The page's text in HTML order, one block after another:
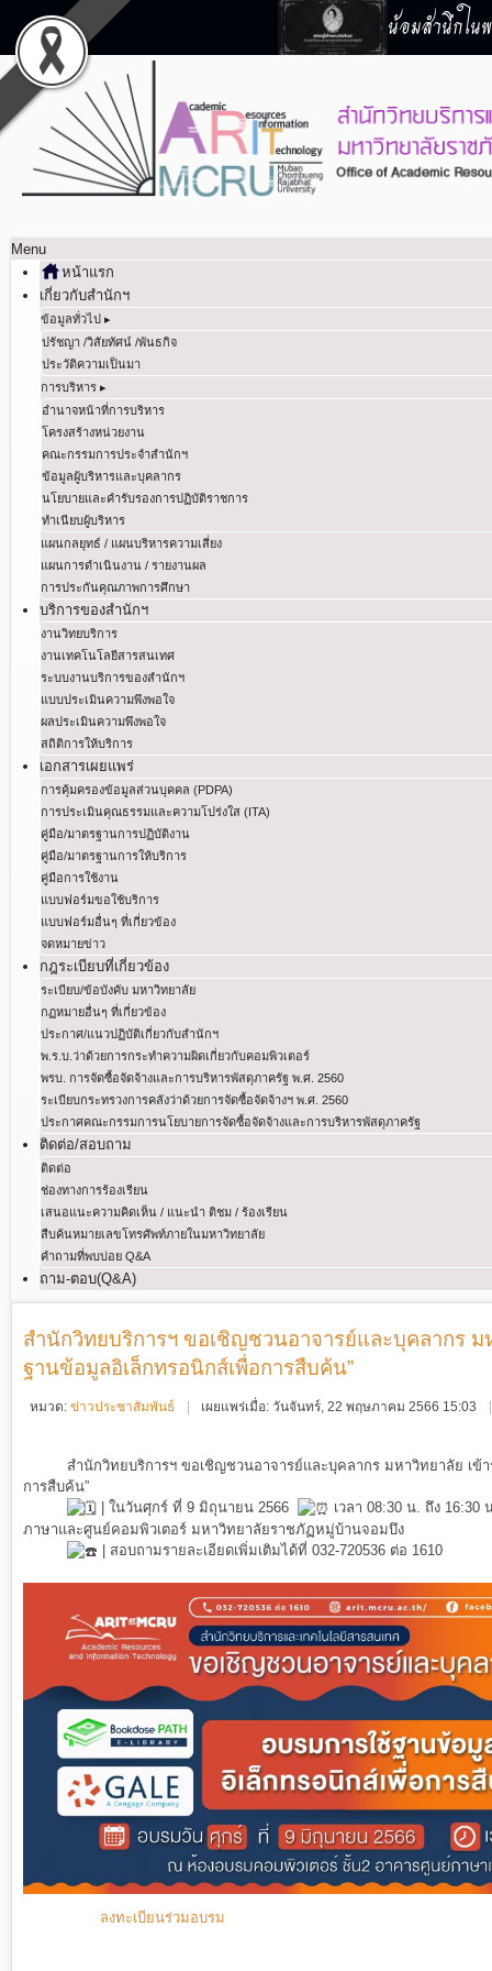
น้อมสำนึกใน
Menu
หน้าแรก
เกี่ยวกับสำนักฯ
ข้อมูลทั่วไป ▸
ปรัชญา /วิสัยทัศน์ /พันธกิจ
ประวัติความเป็นมา
การบริหาร ▸
อำนาจหน้าที่การบริหาร
โครงสร้างหน่วยงาน
คณะกรรมการประจำสำนักฯ
ข้อมูลผู้บริหารและบุคลากร
นโยบายและคำรับรองการปฏิบัติราชการ
ทำเนียบผู้บริหาร
แผนกลยุทธ์ / แผนบริหารความเสี่ยง
แผนการดำเนินงาน / รายงานผล
การประกันคุณภาพการศึกษา
บริการของสำนักฯ
งานวิทยบริการ
งานเทคโนโลยีสารสนเทศ
ระบบงานบริการของสำนักฯ
แบบประเมินความพึงพอใจ
ผลประเมินความพึงพอใจ
สถิติการให้บริการ
เอกสารเผยแพร่
การคุ้มครองข้อมูลส่วนบุคคล (PDPA)
การประเมินคุณธรรมและความโปร่งใส (ITA)
คู่มือ/มาตรฐานการปฏิบัติงาน
คู่มือ/มาตรฐานการให้บริการ
คู่มือการใช้งาน
แบบฟอร์มขอใช้บริการ
แบบฟอร์มอื่นๆ ที่เกี่ยวข้อง
จดหมายข่าว
กฎระเบียบที่เกี่ยวข้อง
ระเบียบ/ข้อบังคับ มหาวิทยาลัย
กฏหมายอื่นๆ ที่เกี่ยวข้อง
ประกาศ/แนวปฏิบัติเกี่ยวกับสำนักฯ
พ.ร.บ.ว่าด้วยการกระทําความผิดเกี่ยวกับคอมพิวเตอร์
พรบ. การจัดซื้อจัดจ้างและการบริหารพัสดุภาครัฐ พ.ศ. 2560
ระเบียบกระทรวงการคลังว่าด้วยการจัดซื้อจัดจ้างฯ พ.ศ. 2560
ประกาศคณะกรรมการนโยบายการจัดซื้อจัดจ้างและการบริหารพัสดุภาครัฐ
ติดต่อ/สอบถาม
ติดต่อ
ช่องทางการร้องเรียน
เสนอแนะความคิดเห็น / แนะนำ ติชม / ร้องเรียน
สืบค้นหมายเลขโทรศัพท์ภายในมหาวิทยาลัย
คำถามที่พบบ่อย Q&A
ถาม-ตอบ(Q&A)
สำนักวิทยบริการฯ ขอเชิญชวนอาจารย์และบุคลากร ม
ฐานข้อมูลอิเล็กทรอนิกส์เพื่อการสืบค้น”
หมวด: ข่าวประชาสัมพันธ์ เผยแพร่เมื่อ: วันจันทร์, 22 พฤษภาคม 2566 15:03
สำนักวิทยบริการฯ ขอเชิญชวนอาจารย์และบุคลากร มหาวิทยาลัย เข้
การสืบค้น”
| ในวันศุกร์ ที่ 9 มิถุนายน 2566
เวลา 08:30 น. ถึง
ภาษาและศูนย์คอมพิวเตอร์ มหาวิทยาลัยราชภัฏหมู่บ้านจอมบึง
| สอบถามรายละเอียดเพิ่มเติมได้ที่ 032-720536 ต่อ 1610
ลงทะเบียนร่วมอบรม